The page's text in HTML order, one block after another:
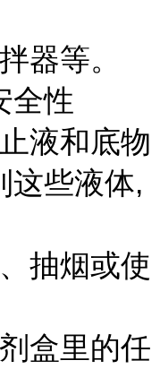
器等。
全性
液和底物
这些液体,
抽烟或使
盒里的任